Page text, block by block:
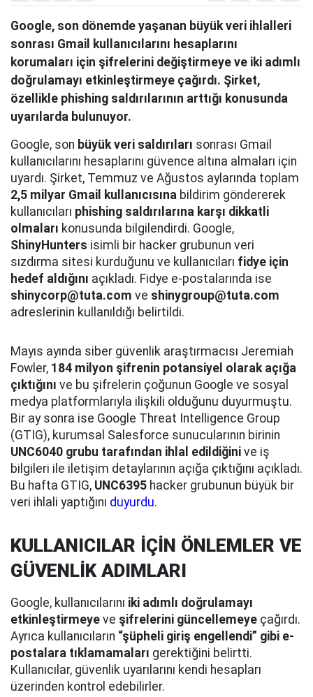
Google, son dönemde yaşanan büyük veri ihlalleri
sonrası Gmail kullanıcılarını hesaplarını
korumaları için şifrelerini değiştirmeye ve iki adımlı
doğrulamayı etkinleştirmeye çağırdı. Şirket,
özellikle phishing saldırılarının arttığı konusunda
uyarılarda bulunuyor.
Google, son büyük veri saldırıları sonrası Gmail
kullanıcılarını hesaplarını güvence altına almaları için
uyardı. Şirket, Temmuz ve Ağustos aylarında toplam
2,5 milyar Gmail kullanıcısına bildirim göndererek
kullanıcıları phishing saldırılarına karşı dikkatli
olmaları konusunda bilgilendirdi. Google,
ShinyHunters isimli bir hacker grubunun veri
sızdırma sitesi kurduğunu ve kullanıcıları fidye için
hedef aldığını açıkladı. Fidye e-postalarında ise
shinycorp@tuta.com ve shinygroup@tuta.com
adreslerinin kullanıldığı belirtildi.
Mayıs ayında siber güvenlik araştırmacısı Jeremiah
Fowler, 184 milyon şifrenin potansiyel olarak açığa
çıktığını ve bu şifrelerin çoğunun Google ve sosyal
medya platformlarıyla ilişkili olduğunu duyurmuştu.
Bir ay sonra ise Google Threat Intelligence Group
(GTIG), kurumsal Salesforce sunucularının birinin
UNC6040 grubu tarafından ihlal edildiğini ve iş
bilgileri ile iletişim detaylarının açığa çıktığını açıkladı.
Bu hafta GTIG, UNC6395 hacker grubunun büyük bir
veri ihlali yaptığını duyurdu.
KULLANICILAR İÇİN ÖNLEMLER VE
GÜVENLİK ADIMLARI
Google, kullanıcılarını iki adımlı doğrulamayı
etkinleştirmeye ve şifrelerini güncellemeye çağırdı.
Ayrıca kullanıcıların “şüpheli giriş engellendi” gibi e-
postalara tıklamamaları gerektiğini belirtti.
Kullanıcılar, güvenlik uyarılarını kendi hesapları
üzerinden kontrol edebilirler.